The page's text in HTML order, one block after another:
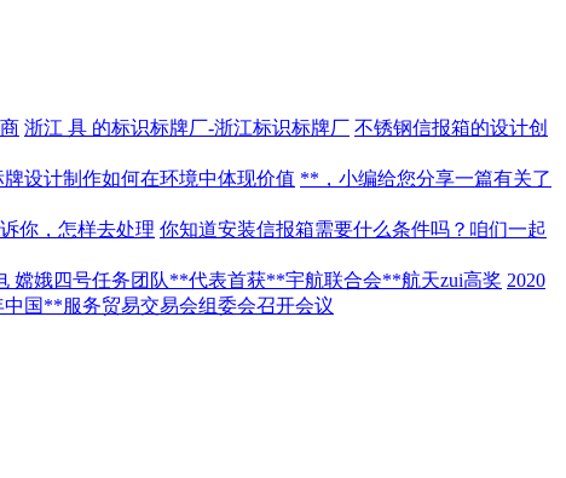
浙江 具 的标识标牌厂-浙江标识标牌厂 不锈钢信报箱的设计创
牌设计制作如何在环境中体现价值 **，小编给您分享一篇有关了
你，怎样去处理 你知道安装信报箱需要什么条件吗？咱们一起
嫦娥四号任务团队**代表首获**宇航联合会**航天zui高奖 2020
中国**服务贸易交易会组委会召开会议